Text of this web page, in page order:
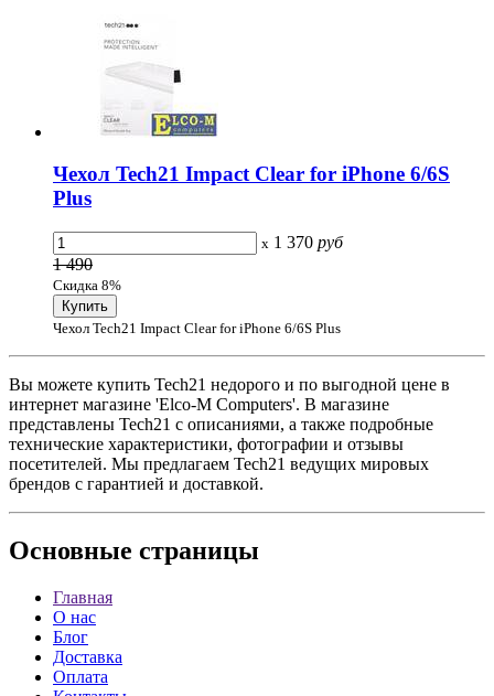
Чехол Tech21 Impact Clear for iPhone 6/6S
Plus
x 1 370 руб
1 490
Скидка 8%
Чехол Tech21 Impact Clear for iPhone 6/6S Plus
Вы можете купить Tech21 недорого и по выгодной цене в
интернет магазине 'Elco-M Computers'. В магазине
представлены Tech21 с описаниями, а также подробные
технические характеристики, фотографии и отзывы
посетителей. Мы предлагаем Tech21 ведущих мировых
брендов с гарантией и доставкой.
Основные страницы
Главная
О нас
Блог
Доставка
Оплата